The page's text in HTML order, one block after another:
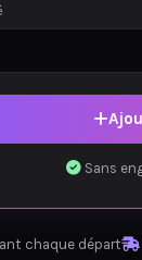
Sans
chaque départ